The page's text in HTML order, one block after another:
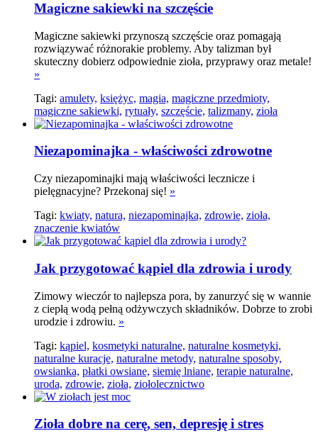
Magiczne sakiewki na szczęście
Magiczne sakiewki przynoszą szczęście oraz pomagają
rozwiązywać różnorakie problemy. Aby talizman był
skuteczny dobierz odpowiednie zioła, przyprawy oraz metale!
»
Tagi: amulety, księżyc, magia, magiczne przedmioty,
magiczne sakiewki, rytuały, szczęście, talizmany, zioła
Niezapominajka - właściwości zdrowotne
Czy niezapominajki mają właściwości lecznicze i
pielęgnacyjne? Przekonaj się! »
Tagi: kwiaty, natura, niezapominajka, zdrowie, zioła,
znaczenie kwiatów
Jak przygotować kąpiel dla zdrowia i urody
Zimowy wieczór to najlepsza pora, by zanurzyć się w wannie
z ciepłą wodą pełną odżywczych składników. Dobrze to zrobi
urodzie i zdrowiu. »
Tagi: kąpiel, kosmetyki naturalne, naturalne kosmetyki,
naturalne kuracje, naturalne metody, naturalne sposoby,
owsianka, płatki owsiane, siemię lniane, terapie naturalne,
uroda, zdrowie, zioła, ziołolecznictwo
Zioła dobre na cerę, sen, depresję i stres